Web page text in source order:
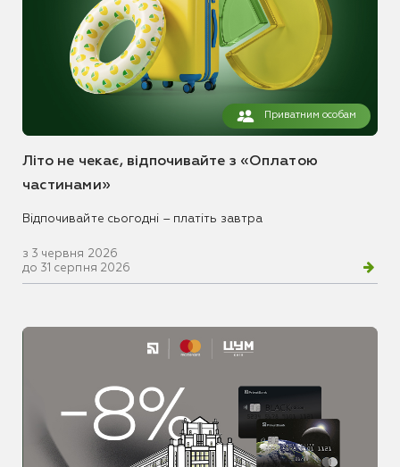
Приватним особам
Літо не чекає, відпочивайте з «Оплатою
частинами»
Відпочивайте сьогодні – платіть завтра
з 3 червня 2026
до 31 серпня 2026